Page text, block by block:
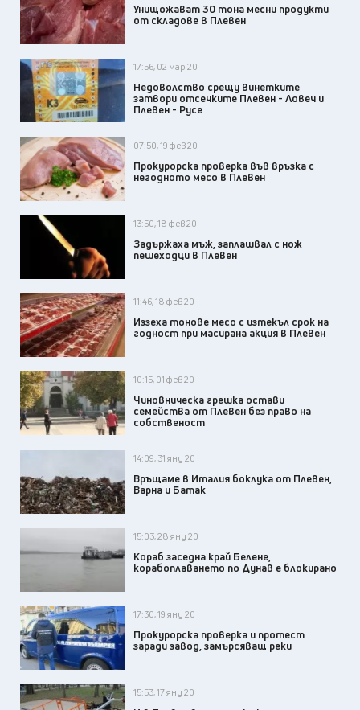
Унищожават 30 тона месни продукти
от складове в Плевен
17:56, 02 мар 20
Недоволство срещу винетките
затвори отсечките Плевен - Ловеч и
Плевен - Русе
07:50, 19 фев 20
Прокурорска проверка във връзка с
негодното месо в Плевен
13:50, 18 фев 20
Задържаха мъж, заплашвал с нож
пешеходци в Плевен
11:46, 18 фев 20
Иззеха тонове месо с изтекъл срок на
годност при масирана акция в Плевен
10:15, 01 фев 20
Чиновническа грешка остави
семейства от Плевен без право на
собственост
14:09, 31 яну 20
Връщаме в Италия боклука от Плевен,
Варна и Батак
15:03, 28 яну 20
Кораб заседна край Белене,
корабоплаването по Дунав е блокирано
17:30, 19 яну 20
Прокурорска проверка и протест
заради завод, замърсяващ реки
15:53, 17 яну 20